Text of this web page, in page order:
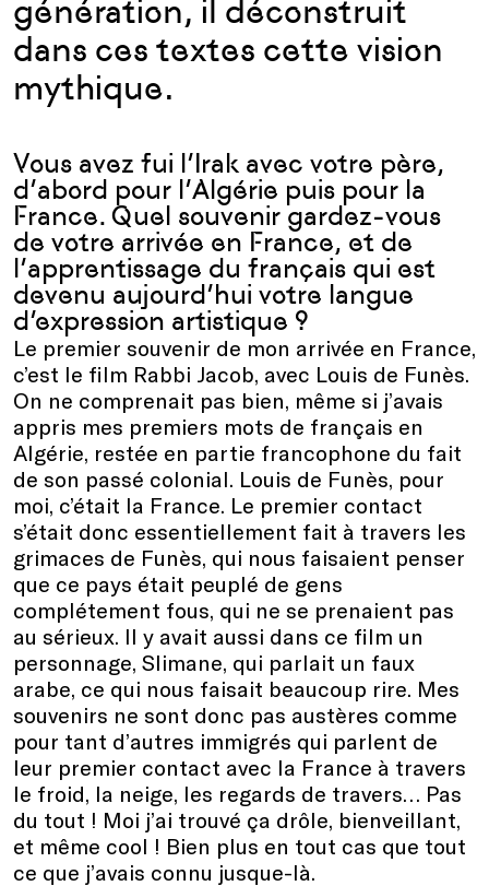
génération, il déconstruit
dans ces textes cette vision
mythique.
Vous avez fui l’Irak avec votre père,
d’abord pour l’Algérie puis pour la
France. Quel souvenir gardez-vous
de votre arrivée en France, et de
l’apprentissage du français qui est
devenu aujourd’hui votre langue
d’expression artistique ?
Le premier souvenir de mon arrivée en France,
c’est le film Rabbi Jacob, avec Louis de Funès.
On ne comprenait pas bien, même si j’avais
appris mes premiers mots de français en
Algérie, restée en partie francophone du fait
de son passé colonial. Louis de Funès, pour
moi, c’était la France. Le premier contact
s’était donc essentiellement fait à travers les
grimaces de Funès, qui nous faisaient penser
que ce pays était peuplé de gens
complétement fous, qui ne se prenaient pas
au sérieux. Il y avait aussi dans ce film un
personnage, Slimane, qui parlait un faux
arabe, ce qui nous faisait beaucoup rire. Mes
souvenirs ne sont donc pas austères comme
pour tant d’autres immigrés qui parlent de
leur premier contact avec la France à travers
le froid, la neige, les regards de travers… Pas
du tout ! Moi j’ai trouvé ça drôle, bienveillant,
et même cool ! Bien plus en tout cas que tout
ce que j’avais connu jusque-là.